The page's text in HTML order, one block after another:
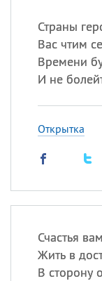
Страны
Вас чтим
Времени
И не
Открытка
Счастья
Жить в
В сторону